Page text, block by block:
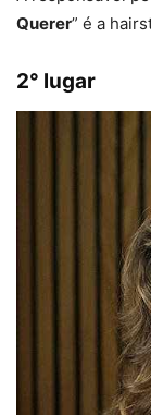
Querer” é a
2° lugar